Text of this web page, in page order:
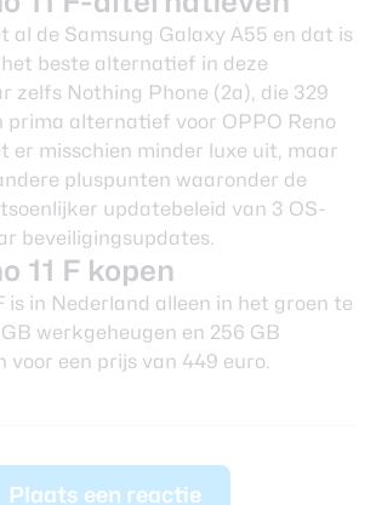
al de Samsung Galaxy A55 en dat is
beste alternatief in deze
zelfs Nothing Phone (2a), die 329
prima alternatief voor OPPO Reno
er misschien minder luxe uit, maar
pluspunten waaronder de
updatebeleid van 3 OS-
beveiligingsupdates.
11 F kopen
is in Nederland alleen in het groen te
werkgeheugen en 256 GB
voor een prijs van 449 euro.
Plaats een reactie